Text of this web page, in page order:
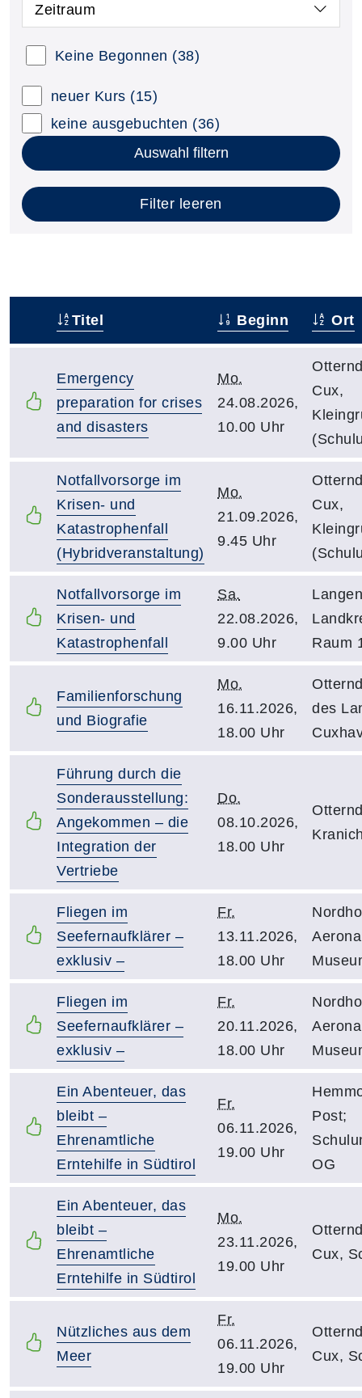
Zeitraum
Keine Begonnen (38)
neuer Kurs (15)
keine ausgebuchten (36)
Auswahl filtern
Filter leeren
Titel Beginn Ort
Emergency
preparation for crises
and disasters
Mo.
24.08.2026,
10.00 Uhr
Cux,
Notfallvorsorge im
Krisen- und
Katastrophenfall
(Hybridveranstaltung)
Mo.
21.09.2026,
9.45 Uhr
Cux,
Notfallvorsorge im
Krisen- und
Katastrophenfall
Sa.
22.08.2026,
9.00 Uhr
Raum
Familienforschung
und Biografie
Mo.
16.11.2026,
18.00 Uhr
des
Führung durch die
Sonderausstellung:
Angekommen – die
Integration der
Vertriebe
Do.
08.10.2026,
18.00 Uhr
Fliegen im
Seefernaufklärer –
exklusiv –
Fr.
13.11.2026,
18.00 Uhr
Fliegen im
Seefernaufklärer –
exklusiv –
Fr.
20.11.2026,
18.00 Uhr
Ein Abenteuer, das
bleibt –
Ehrenamtliche
Erntehilfe in Südtirol
Fr.
06.11.2026,
19.00 Uhr
Post;
OG
Ein Abenteuer, das
bleibt –
Ehrenamtliche
Erntehilfe in Südtirol
Mo.
23.11.2026,
19.00 Uhr
Cux,
Nützliches aus dem
Meer
Fr.
06.11.2026,
19.00 Uhr
Cux,